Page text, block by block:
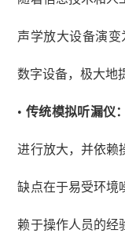
声学放大设备演
数字设备，极大地
• 传统模拟听漏仪：
进行放大，并依赖
缺点在于易受环境
赖于操作人员的经